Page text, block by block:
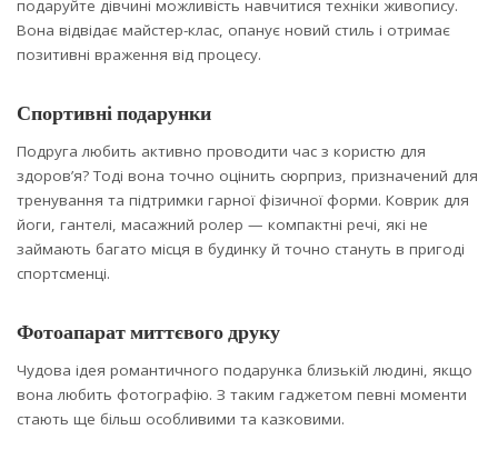
подаруйте дівчині можливість навчитися техніки живопису.
Вона відвідає майстер-клас, опанує новий стиль і отримає
позитивні враження від процесу.
Спортивні подарунки
Подруга любить активно проводити час з користю для
здоровʼя? Тоді вона точно оцінить сюрприз, призначений для
тренування та підтримки гарної фізичної форми. Коврик для
йоги, гантелі, масажний ролер — компактні речі, які не
займають багато місця в будинку й точно стануть в пригоді
спортсменці.
Фотоапарат миттєвого друку
Чудова ідея романтичного подарунка близькій людині, якщо
вона любить фотографію. З таким гаджетом певні моменти
стають ще більш особливими та казковими.